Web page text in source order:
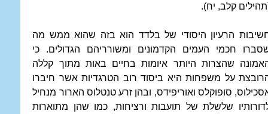
קלב, יח).
הרעיון היסודי של בלדד הוא בזה שהוא ממש מה
חכמי העמים הקדמונים ומשורריהם הגדולים. כי
שהצרות היותר איומות בחיים באות מתוך קללה
על משפחות היא ביסוד רוב הטרגדיות אשר חיברו
סופוקלס ואוריפידס, ובהן זרע טנטלוס הארור מנחיל
שלשלת של תועבות ורציחות, כמו שהן מתוארות